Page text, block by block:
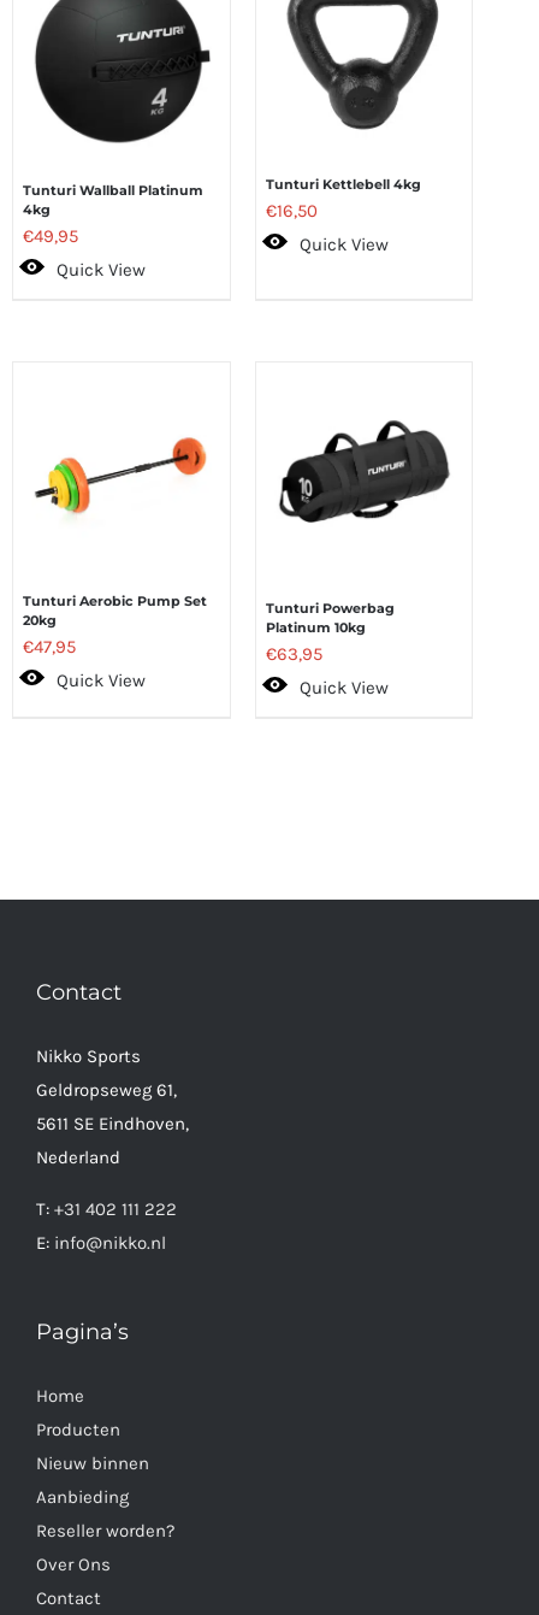
Tunturi Wallball Platinum
4kg
€49,95
Quick View
Tunturi Kettlebell 4kg
€16,50
Quick View
Tunturi Aerobic Pump Set
20kg
€47,95
Quick View
Tunturi Powerbag
Platinum 10kg
€63,95
Quick View
Contact
Nikko Sports
Geldropseweg 61,
5611 SE Eindhoven,
Nederland
T: +31 402 111 222
E: info@nikko.nl
Pagina’s
Home
Producten
Nieuw binnen
Aanbieding
Reseller worden?
Over Ons
Contact